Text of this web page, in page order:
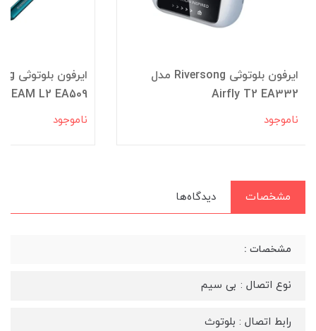
ایرفون بلوتوثی Riversong مدل
Airfly T2 EA332
ناموجود
L2 EA509
ناموجود
مشخصات دیدگاه‌ها
مشخصات :
نوع اتصال : بی سیم
رابط اتصال : بلوتوث